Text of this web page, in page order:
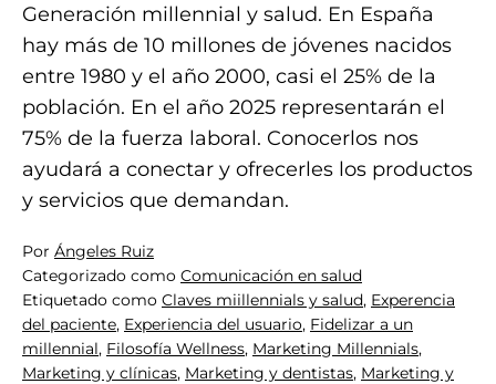
Generación millennial y salud. En España
hay más de 10 millones de jóvenes nacidos
entre 1980 y el año 2000, casi el 25% de la
población. En el año 2025 representarán el
75% de la fuerza laboral. Conocerlos nos
ayudará a conectar y ofrecerles los productos
y servicios que demandan.
Por Ángeles Ruiz
Categorizado como Comunicación en salud
Etiquetado como Claves miillennials y salud, Experencia
del paciente, Experiencia del usuario, Fidelizar a un
millennial, Filosofía Wellness, Marketing Millennials,
Marketing y clínicas, Marketing y dentistas, Marketing y